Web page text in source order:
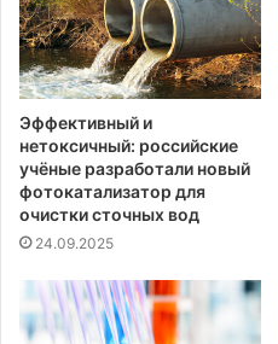
Эффективный и
нетоксичный: российские
учёные разработали новый
фотокатализатор для
очистки сточных вод
24.09.2025